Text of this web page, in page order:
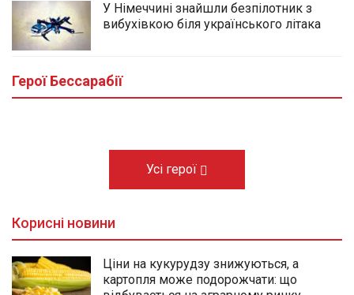
У Німеччині знайшли безпілотник з
вибухівкою біля українського літака
Герої Бессарабії
Йому назавжди залишилося 32: у
Виноградівці Болградської громади
провели в останню путь морпіха Михайла
Кишлали
10.08.2026
Усі герої
Корисні новини
Ціни на кукурудзу знижуються, а
картопля може подорожчати: що